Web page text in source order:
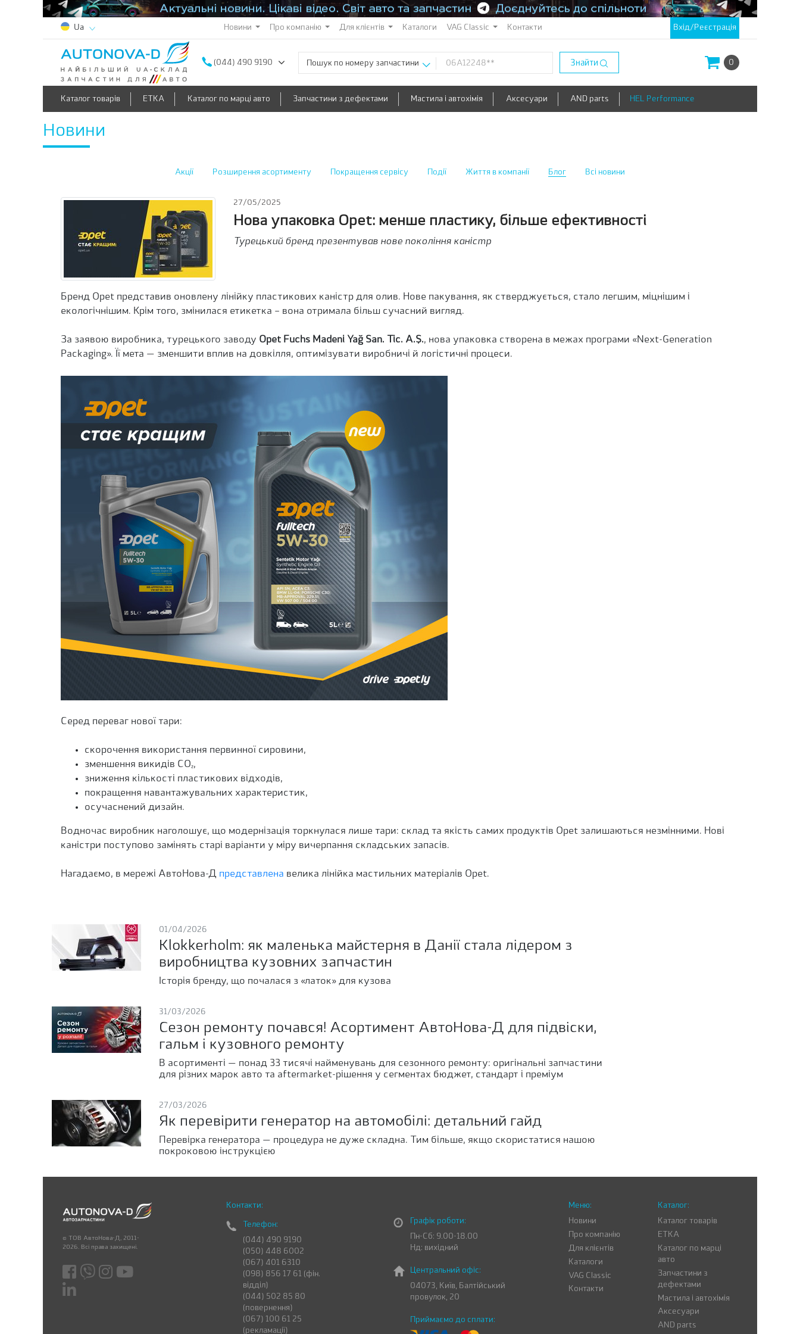
Ua Новини Про компанію Для клієнтів Каталоги VAG Classic Контакти Вхід/Реєстрація
(044) 490 9190 Пошук по номеру запчастини Знайти 0
Каталог товарів ETKA Каталог по марці авто Запчастини з дефектами Мастила і автохімія Аксесуари AND parts HEL Performance
Новини
Акції Розширення асортименту Покращення сервісу Події Життя в компанії Блог Всі новини
27/05/2025
Нова упаковка Opet: менше пластику, більше ефективності
Турецький бренд презентував нове покоління каністр
Бренд Opet представив оновлену лінійку пластикових каністр для олив. Нове пакування, як стверджується, стало легшим, міцнішим і
екологічнішим. Крім того, змінилася етикетка – вона отримала більш сучасний вигляд.
За заявою виробника, турецького заводу Opet Fuchs Madeni Yağ San. Tic. A.Ş., нова упаковка створена в межах програми «Next-Generation
Packaging». Її мета — зменшити вплив на довкілля, оптимізувати виробничі й логістичні процеси.
Серед переваг нової тари:
скорочення використання первинної сировини,
зменшення викидів CO₂,
зниження кількості пластикових відходів,
покращення навантажувальних характеристик,
осучаснений дизайн.
Водночас виробник наголошує, що модернізація торкнулася лише тари: склад та якість самих продуктів Opet залишаються незмінними. Нові
каністри поступово замінять старі варіанти у міру вичерпання складських запасів.
Нагадаємо, в мережі АвтоНова-Д представлена велика лінійка мастильних матеріалів Opet.
01/04/2026
Klokkerholm: як маленька майстерня в Данії стала лідером з
виробництва кузовних запчастин
Історія бренду, що почалася з «латок» для кузова
31/03/2026
Сезон ремонту почався! Асортимент АвтоНова-Д для підвіски,
гальм і кузовного ремонту
В асортименті — понад 33 тисячі найменувань для сезонного ремонту: оригінальні запчастини
для різних марок авто та aftermarket-рішення у сегментах бюджет, стандарт і преміум
27/03/2026
Як перевірити генератор на автомобілі: детальний гайд
Перевірка генератора — процедура не дуже складна. Тим більше, якщо скористатися нашою
покроковою інструкцією
© ТОВ АвтоНова-Д, 2011-
2026. Всі права захищені.
Контакти:
Телефон:
(044) 490 9190
(050) 448 6002
(067) 401 6310
(098) 856 17 61 (фін.
відділ)
(044) 502 85 80
(повернення)
(067) 100 61 25
(рекламації)
Графік роботи:
Пн-Сб: 9.00-18.00
Нд: вихідний
Центральний офіс:
04073, Київ, Балтійський
провулок, 20
Приймаємо до сплати:
Каталог:
Каталог товарів
ETKA
Каталог по марці
авто
Запчастини з
дефектами
Мастила і автохімія
Аксесуари
AND parts
Меню:
Новини
Про компанію
Для клієнтів
Каталоги
VAG Classic
Контакти